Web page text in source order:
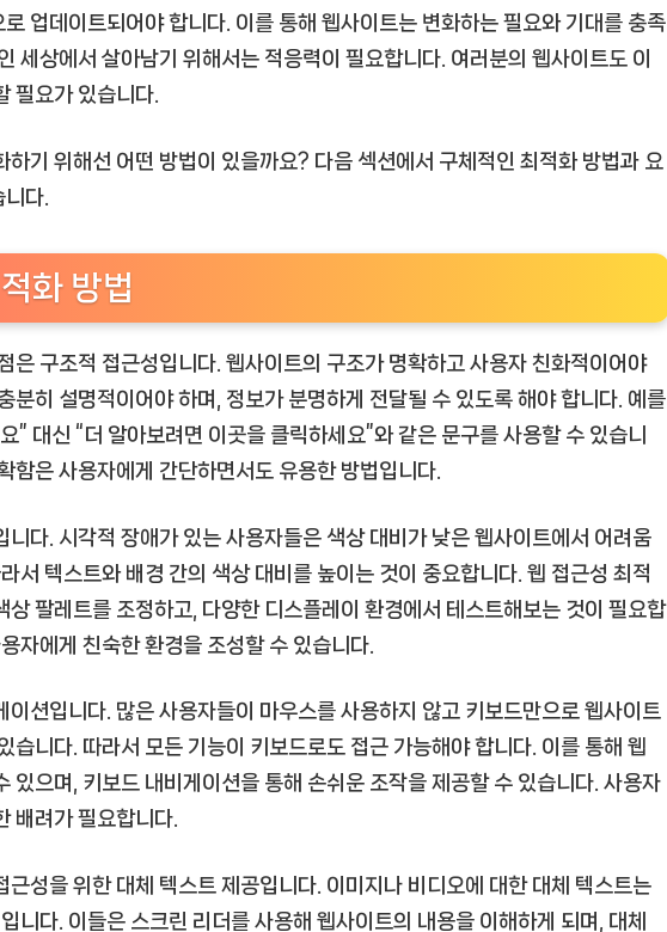
업데이트되어야 합니다. 이를 통해 웹사이트는 변화하는 필요와 기대를 충족
세상에서 살아남기 위해서는 적응력이 필요합니다. 여러분의 웹사이트도 이
필요가 있습니다.
하기 위해선 어떤 방법이 있을까요? 다음 섹션에서 구체적인 최적화 방법과 요
다.
화 방법
은 구조적 접근성입니다. 웹사이트의 구조가 명확하고 사용자 친화적이어야
분히 설명적이어야 하며, 정보가 분명하게 전달될 수 있도록 해야 합니다. 예를
” 대신 “더 알아보려면 이곳을 클릭하세요”와 같은 문구를 사용할 수 있습니
함은 사용자에게 간단하면서도 유용한 방법입니다.
니다. 시각적 장애가 있는 사용자들은 색상 대비가 낮은 웹사이트에서 어려움
서 텍스트와 배경 간의 색상 대비를 높이는 것이 중요합니다. 웹 접근성 최적
상 팔레트를 조정하고, 다양한 디스플레이 환경에서 테스트해보는 것이 필요합
자에게 친숙한 환경을 조성할 수 있습니다.
이션입니다. 많은 사용자들이 마우스를 사용하지 않고 키보드만으로 웹사이트
습니다. 따라서 모든 기능이 키보드로도 접근 가능해야 합니다. 이를 통해 웹
있으며, 키보드 내비게이션을 통해 손쉬운 조작을 제공할 수 있습니다. 사용자
배려가 필요합니다.
근성을 위한 대체 텍스트 제공입니다. 이미지나 비디오에 대한 대체 텍스트는
니다. 이들은 스크린 리더를 사용해 웹사이트의 내용을 이해하게 되며, 대체